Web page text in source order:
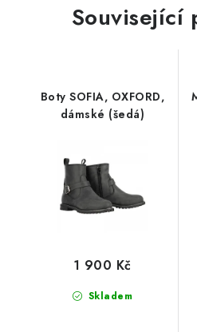
Související
Boty SOFIA, OXFORD,
dámské (šedá)
Skladem
1 900 Kč